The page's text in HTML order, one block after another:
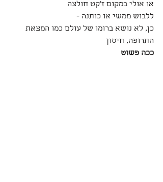
או אולי במקום ז׳קט חולצה
ללבוש ממשי או כותנה -
כן, לא נושא ברומו של עולם כמו המצאת
התרופה, חיסון
ככה פשוט